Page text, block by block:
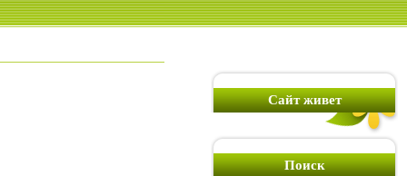
Сайт живет
Поиск